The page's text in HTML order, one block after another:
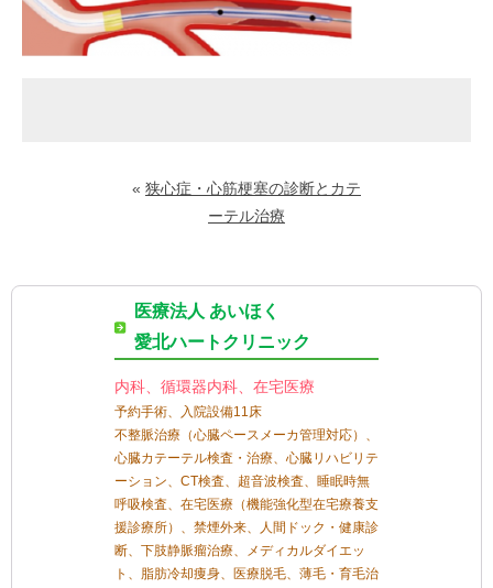
« 狭心症・心筋梗塞の診断とカテ
ーテル治療
医療法人 あいほく
愛北ハートクリニック
内科、循環器内科、在宅医療
予約手術、入院設備11床
不整脈治療（心臓ペースメーカ管理対応）、
心臓カテーテル検査・治療、心臓リハビリテ
ーション、CT検査、超音波検査、睡眠時無
呼吸検査、在宅医療（機能強化型在宅療養支
援診療所）、禁煙外来、人間ドック・健康診
断、下肢静脈瘤治療、メディカルダイエッ
ト、脂肪冷却痩身、医療脱毛、薄毛・育毛治